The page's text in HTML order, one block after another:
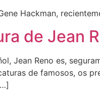
Hackman,
de Jean
Jean Reno es,
de famosos, os